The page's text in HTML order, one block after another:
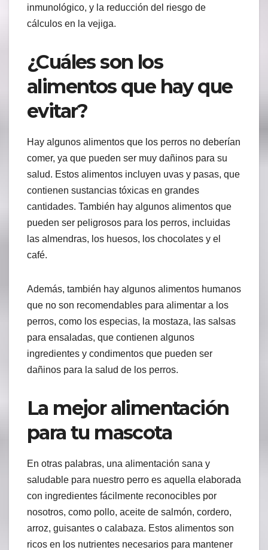
inmunológico, y la reducción del riesgo de
cálculos en la vejiga.
¿Cuáles son los
alimentos que hay que
evitar?
Hay algunos alimentos que los perros no deberían
comer, ya que pueden ser muy dañinos para su
salud. Estos alimentos incluyen uvas y pasas, que
contienen sustancias tóxicas en grandes
cantidades. También hay algunos alimentos que
pueden ser peligrosos para los perros, incluidas
las almendras, los huesos, los chocolates y el
café.
Además, también hay algunos alimentos humanos
que no son recomendables para alimentar a los
perros, como los especias, la mostaza, las salsas
para ensaladas, que contienen algunos
ingredientes y condimentos que pueden ser
dañinos para la salud de los perros.
La mejor alimentación
para tu mascota
En otras palabras, una alimentación sana y
saludable para nuestro perro es aquella elaborada
con ingredientes fácilmente reconocibles por
nosotros, como pollo, aceite de salmón, cordero,
arroz, guisantes o calabaza. Estos alimentos son
ricos en los nutrientes necesarios para mantener